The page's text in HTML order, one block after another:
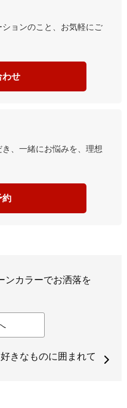
ョンのこと、お気軽にご
わせ
、一緒にお悩みを、理想
約
ンカラーでお洒落を
好きなものに囲まれて